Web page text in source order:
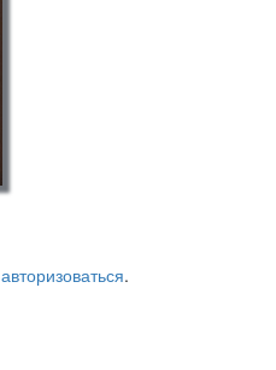
авторизоваться.